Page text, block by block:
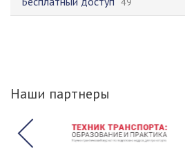
Наши партнеры